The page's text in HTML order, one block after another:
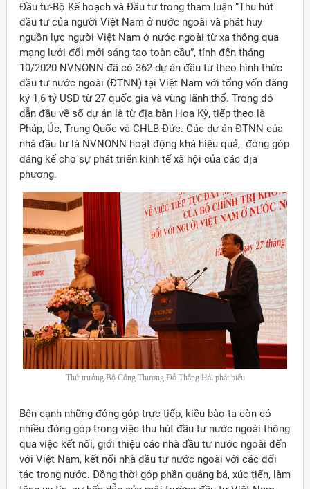
Đầu tư-Bộ Kế hoạch và Đầu tư trong tham luận “Thu hút
đầu tư của người Việt Nam ở nước ngoài và phát huy
nguồn lực người Việt Nam ở nước ngoài từ xa thông qua
mạng lưới đổi mới sáng tạo toàn cầu”, tính đến tháng
10/2020 NVNONN đã có 362 dự án đầu tư theo hình thức
đầu tư nước ngoài (ĐTNN) tại Việt Nam với tổng vốn đăng
ký 1,6 tỷ USD từ 27 quốc gia và vùng lãnh thổ. Trong đó
dẫn đầu về số dự án là từ địa bàn Hoa Kỳ, tiếp theo là
Pháp, Úc, Trung Quốc và CHLB Đức. Các dự án ĐTNN của
nhà đầu tư là NVNONN hoạt động khá hiệu quả, đóng góp
đáng kể cho sự phát triển kinh tế xã hội của các địa
phương.
Thứ trưởng Bộ Công Thương Đỗ Thắng Hải phát biểu
Bên cạnh những đóng góp trực tiếp, kiều bào ta còn có
nhiều đóng góp trong việc thu hút đầu tư nước ngoài thông
qua việc kết nối, giới thiệu các nhà đầu tư nước ngoài đến
với Việt Nam, kết nối nhà đầu tư nước ngoài với các đối
tác trong nước. Đồng thời góp phần quảng bá, xúc tiến, làm